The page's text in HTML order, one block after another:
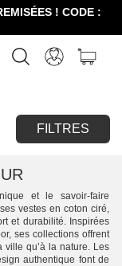
! CODE :
FILTRES
et le savoir-faire
vestes en coton ciré,
et durabilité. Inspirées
ses collections offrent
qu’à la nature. Les
authentique font de